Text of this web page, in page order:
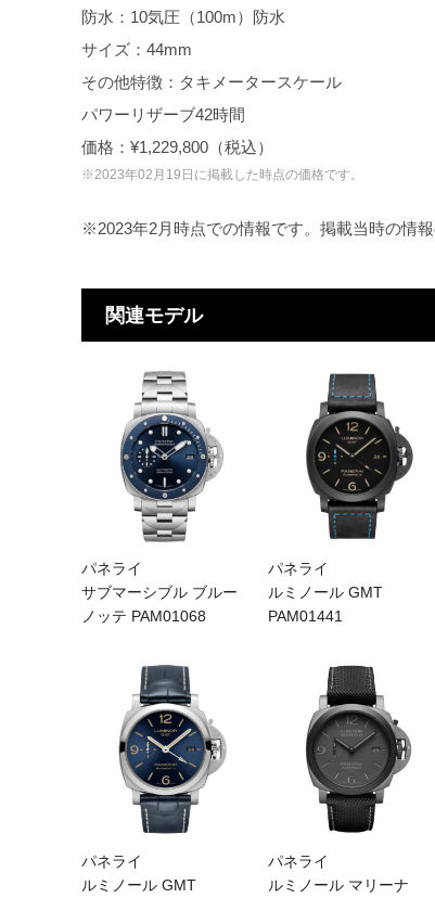
防水：10気圧（100m）防水
サイズ：44mm
その他特徴：タキメータースケール
パワーリザーブ42時間
価格：¥1,229,800（税込）
※2023年02月19日に掲載した時点の価格です。
※2023年2月時点での情報です。掲載当時の情
関連モデル
パネライ
サブマーシブル ブルー
ノッテ PAM01068
パネライ
ルミノール GMT
PAM01441
パネライ
ルミノール GMT
パネライ
ルミノール マリーナ